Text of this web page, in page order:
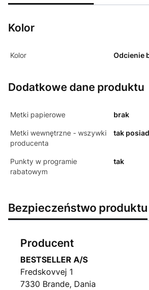
Kolor
Kolor Odcienie
Dodatkowe dane produktu
Metki papierowe brak
Metki wewnętrzne - wszywki
producenta
tak
Punkty w programie
rabatowym
tak
Bezpieczeństwo produktu
Producent
BESTSELLER A/S
Fredskovvej 1
7330 Brande, Dania